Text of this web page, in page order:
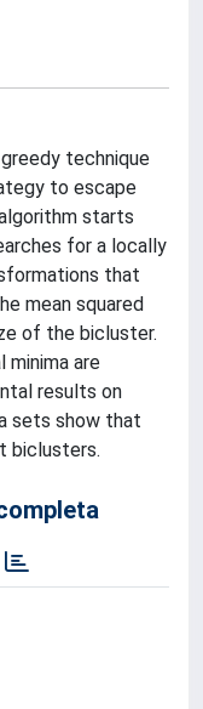
technique
to escape
starts
for a locally
that
mean squared
of the bicluster.
are
results on
sets show that
biclusters.